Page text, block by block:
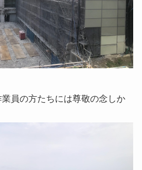
員の方たちには尊敬の念しか